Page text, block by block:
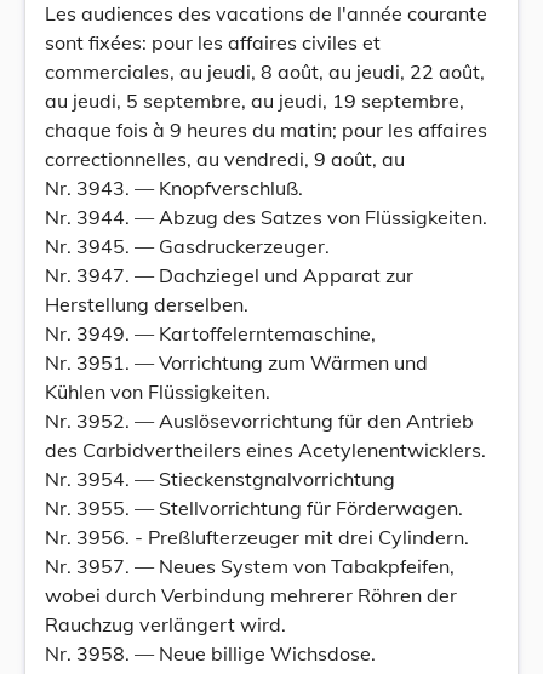
Les audiences des vacations de l'année courante
sont fixées: pour les affaires civiles et
commerciales, au jeudi, 8 août, au jeudi, 22 août,
au jeudi, 5 septembre, au jeudi, 19 septembre,
chaque fois à 9 heures du matin; pour les affaires
correctionnelles, au vendredi, 9 août, au
Nr. 3943. — Knopfverschluß.
Nr. 3944. — Abzug des Satzes von Flüssigkeiten.
Nr. 3945. — Gasdruckerzeuger.
Nr. 3947. — Dachziegel und Apparat zur
Herstellung derselben.
Nr. 3949. — Kartoffelerntemaschine,
Nr. 3951. — Vorrichtung zum Wärmen und
Kühlen von Flüssigkeiten.
Nr. 3952. — Auslösevorrichtung für den Antrieb
des Carbidvertheilers eines Acetylenentwicklers.
Nr. 3954. — Stieckenstgnalvorrichtung
Nr. 3955. — Stellvorrichtung für Förderwagen.
Nr. 3956. - Preßlufterzeuger mit drei Cylindern.
Nr. 3957. — Neues System von Tabakpfeifen,
wobei durch Verbindung mehrerer Röhren der
Rauchzug verlängert wird.
Nr. 3958. — Neue billige Wichsdose.